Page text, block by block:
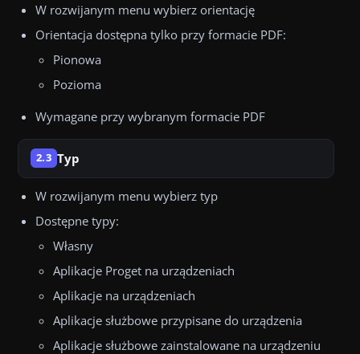
W rozwijanym menu wybierz orientację
Orientacja dostępna tylko przy formacie PDF:
Pionowa
Pozioma
Wymagane przy wybranym formacie PDF
2.3 Typ
W rozwijanym menu wybierz typ
Dostępne typy:
Własny
Aplikacje Proget na urządzeniach
Aplikacje na urządzeniach
Aplikacje służbowe przypisane do urządzenia
Aplikacje służbowe zainstalowane na urządzeniu